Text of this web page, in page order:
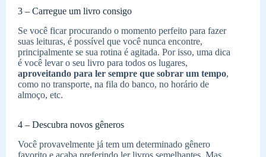
3 – Carregue um livro consigo
Se você ficar procurando o momento perfeito para fazer
suas leituras, é possível que você nunca encontre,
principalmente se sua rotina é agitada. Por isso, uma dica
é você levar o seu livro para todos os lugares,
aproveitando para ler sempre que sobrar um tempo,
como no transporte, na fila do banco, no horário de
almoço, etc.
4 – Descubra novos gêneros
Você provavelmente já tem um determinado gênero
favorito e acaba preferindo ler livros semelhantes. Mas